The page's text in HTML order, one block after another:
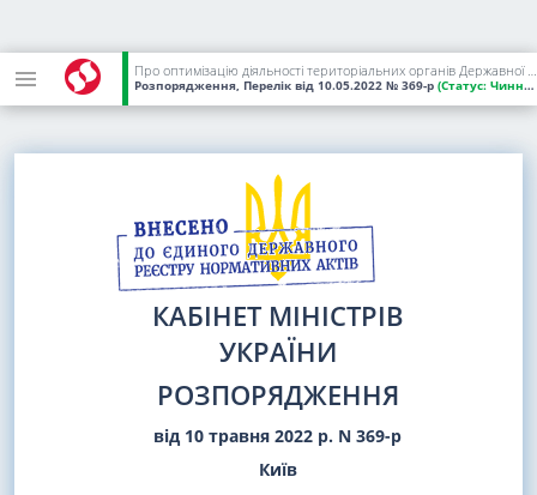
Про оптимізацію діяльності територіальних органів Державної регуляторної служби
Розпорядження, Перелік від 10.05.2022 № 369-р (Статус: Чинний)
КАБІНЕТ МІНІСТРІВ
УКРАЇНИ
РОЗПОРЯДЖЕННЯ
від 10 травня 2022 р. N 369-р
Київ